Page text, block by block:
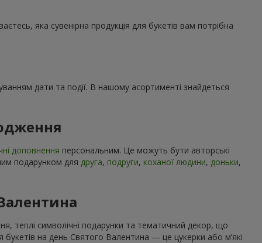
яка сувенірна продукція для букетів вам потрібна
дати та події. В нашому асортименті знайдеться
доповнення персональним. Це можуть бути авторські
подарунком для друга, подруги, коханої людини, доньки,
теплі символічні подарунки та тематичний декор, що
букетів на день Святого Валентина — це цукерки або м’які